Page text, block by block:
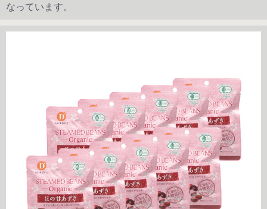
なっています。